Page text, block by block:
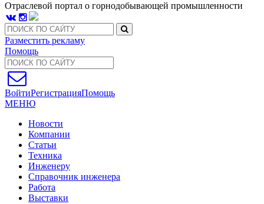
Отраслевой портал о горнодобывающей промышленности
Разместить рекламу
Помощь
ВойтиРегистрацияПомощь
МЕНЮ
Новости
Компании
Статьи
Техника
Инженеру
Справочник инженера
Работа
Выставки